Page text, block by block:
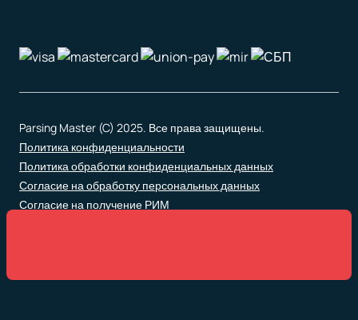
Parsing Master (C) 2025. Все права защищены.
Политика конфиденциальности
Политика обработки конфиденциальных данных
Согласие на обработку персональных данных
Согласие на получение РИМ